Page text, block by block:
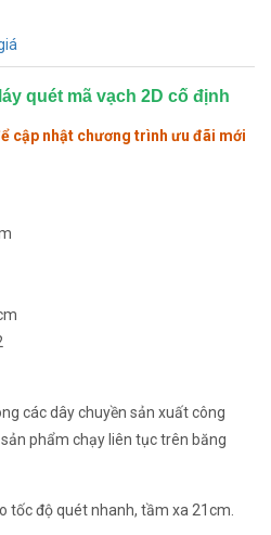
quét mã vạch 2D cố định
cập nhật chương trình ưu đãi mới
các dây chuyền sản xuất công
phẩm chạy liên tục trên băng
tốc độ quét nhanh, tầm xa 21cm.